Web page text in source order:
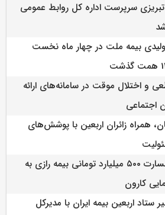
سرپرست اداره كل روابط عمومی
بیمه ملت در چهار ماه نخست
و اختلال موقت در سامانه‌های ارائه
اجتماعی
همراه زائران اربعین با پوشش‌های
پرداخت خسارت ۵۰۰ میلیارد تومانی بیمه رازی به
کارون
اربعین بیمه ایران با مدیرکل